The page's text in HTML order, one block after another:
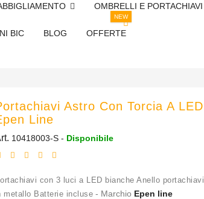
OMBRELLI E PORTACHIAVI
BIC BLOG OFFERTE
NEW
Astro Con Torcia A LED
Line
10418003-S - Disponibile
con 3 luci a LED bianche Anello portachiavi
metallo Batterie incluse - Marchio Epen line